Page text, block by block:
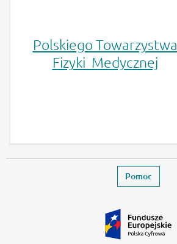
Polskiego Towarzystwa
Fizyki Medycznej
Pomoc